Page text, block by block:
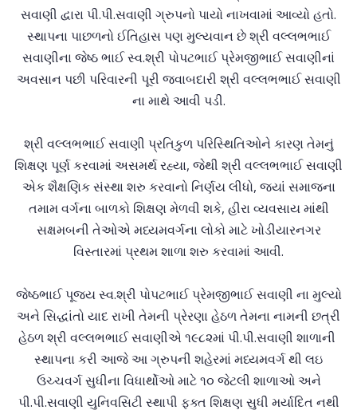
સવાણી દ્વારા પી.પી.સવાણી ગ્રુપનો પાયો નાખવામાં આવ્યો હતો.
સ્થાપના પાછળનો ઈતિહાસ પણ મુલ્યવાન છે શ્રી વલ્લભભાઈ
સવાણીના જેષ્ઠ ભાઈ સ્વ.શ્રી પોપટભાઈ પ્રેમજીભાઈ સવાણીનાં
અવસાન પછી પરિવારની પૂરી જવાબદારી શ્રી વલ્લભભાઈ સવાણી
ના માથે આવી પડી.
શ્રી વલ્લભભાઈ સવાણી પ્રતિકુળ પરિસ્થિતિઓને કારણ તેમનું
શિક્ષણ પૂર્ણ કરવામાં અસમર્થ રહ્યા, જેથી શ્રી વલ્લભભાઈ સવાણી
એક શૈક્ષણિક સંસ્થા શરુ કરવાનો નિર્ણય લીધો, જ્યાં સમાજના
તમામ વર્ગના બાળકો શિક્ષણ મેળવી શકે, હીરા વ્યવસાય માંથી
સક્ષમબની તેઓએ મધ્યમવર્ગના લોકો માટે ખોડીયારનગર
વિસ્તારમાં પ્રથમ શાળા શરુ કરવામાં આવી.
જેષ્ઠભાઈ પૂજ્ય સ્વ.શ્રી પોપટભાઈ પ્રેમજીભાઈ સવાણી ના મુલ્યો
અને સિદ્ધાંતો યાદ રાખી તેમની પ્રેરણા હેઠળ તેમના નામની છત્રી
હેઠળ શ્રી વલ્લભભાઈ સવાણીએ ૧૯૮૨માં પી.પી.સવાણી શાળાની
સ્થાપના કરી આજે આ ગ્રુપની શહેરમાં મધ્યમવર્ગ થી લઇ
ઉચ્ચવર્ગ સુધીના વિધાર્થોઓ માટે ૧૦ જેટલી શાળાઓ અને
પી.પી.સવાણી યુનિવસિટી સ્થાપી ફક્ત શિક્ષણ સુધી મર્યાદિત નથી